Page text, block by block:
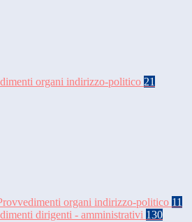
organi indirizzo-politico 21
organi indirizzo-politico 11
dirigenti - amministrativi 130